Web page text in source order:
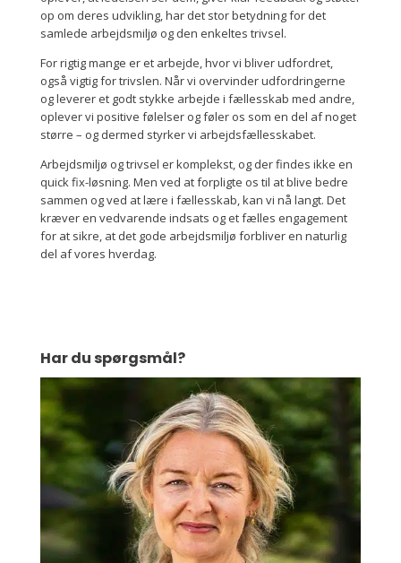
op om deres udvikling, har det stor betydning for det
samlede arbejdsmiljø og den enkeltes trivsel.
For rigtig mange er et arbejde, hvor vi bliver udfordret,
også vigtig for trivslen. Når vi overvinder udfordringerne
og leverer et godt stykke arbejde i fællesskab med andre,
oplever vi positive følelser og føler os som en del af noget
større – og dermed styrker vi arbejdsfællesskabet.
Arbejdsmiljø og trivsel er komplekst, og der findes ikke en
quick fix-løsning. Men ved at forpligte os til at blive bedre
sammen og ved at lære i fællesskab, kan vi nå langt. Det
kræver en vedvarende indsats og et fælles engagement
for at sikre, at det gode arbejdsmiljø forbliver en naturlig
del af vores hverdag.
Har du spørgsmål?